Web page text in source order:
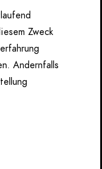
Zweck
Andernfalls